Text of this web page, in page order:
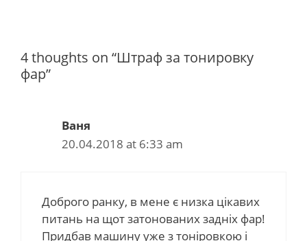
4 thoughts on “Штраф за тонировку
фар”
Ваня
20.04.2018 at 6:33 am
Доброго ранку, в мене є низка цікавих
питань на щот затонованих задніх фар!
Придбав машину уже з тоніровкою і